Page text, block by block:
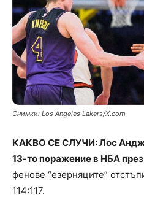
Снимки: Los Angeles Lakers/X.com
КАКВО СЕ СЛУЧИ: Лос
13-то поражение в НБА
фенове “езерняците”
114:117.